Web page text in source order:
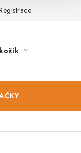
cookies